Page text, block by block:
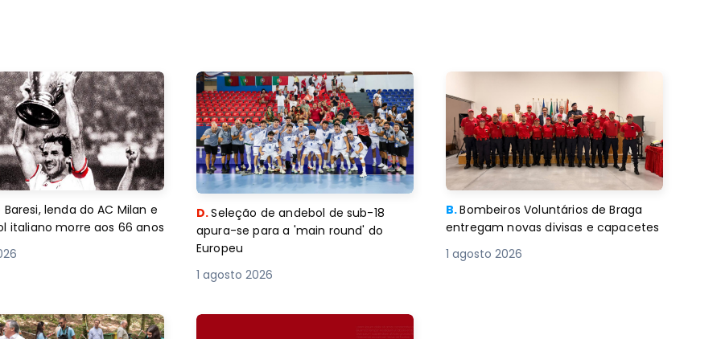
Baresi, lenda do AC Milan e
italiano morre aos 66 anos
D.Seleção de andebol de sub-18
apura-se para a 'main round' do
Europeu
1 agosto 2026
B.Bombeiros Voluntários de Braga
entregam novas divisas e capacetes
1 agosto 2026